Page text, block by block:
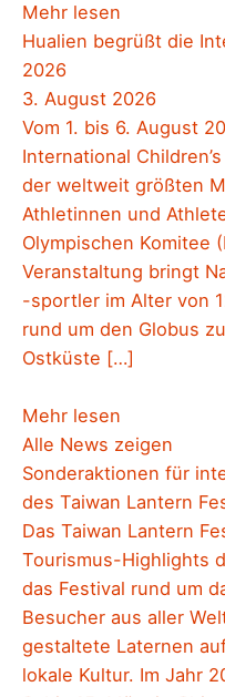
Mehr lesen
Hualien begrüßt die
2026
3. August 2026
Vom 1. bis 6. August
International
der weltweit größten
Athletinnen und
Olympischen Komitee
Veranstaltung bringt
-sportler im Alter von
rund um den Globus
Ostküste […]
Mehr lesen
Alle News zeigen
Sonderaktionen für
des Taiwan Lantern
Das Taiwan Lantern
Tourismus-Highlights
das Festival rund um
Besucher aus aller
gestaltete Laternen
lokale Kultur. Im Jahr